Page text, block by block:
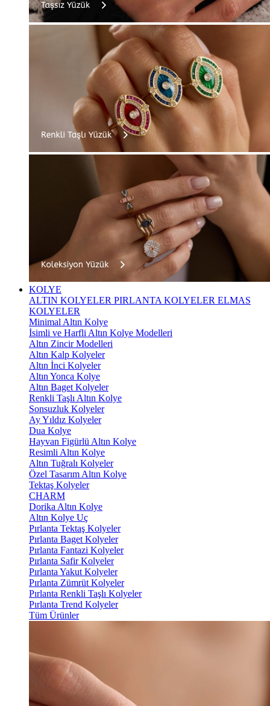
KOLYE
ALTIN KOLYELER PIRLANTA KOLYELER ELMAS
KOLYELER
Minimal Altın Kolye
İsimli ve Harfli Altın Kolye Modelleri
Altın Zincir Modelleri
Altın Kalp Kolyeler
Altın İnci Kolyeler
Altın Yonca Kolye
Altın Baget Kolyeler
Renkli Taşlı Altın Kolye
Sonsuzluk Kolyeler
Ay Yıldız Kolyeler
Dua Kolye
Hayvan Figürlü Altın Kolye
Resimli Altın Kolye
Altın Tuğralı Kolyeler
Özel Tasarım Altın Kolye
Tektaş Kolyeler
CHARM
Dorika Altın Kolye
Altın Kolye Uç
Pırlanta Tektaş Kolyeler
Pırlanta Baget Kolyeler
Pırlanta Fantazi Kolyeler
Pırlanta Safir Kolyeler
Pırlanta Yakut Kolyeler
Pırlanta Zümrüt Kolyeler
Pırlanta Renkli Taşlı Kolyeler
Pırlanta Trend Kolyeler
Tüm Ürünler